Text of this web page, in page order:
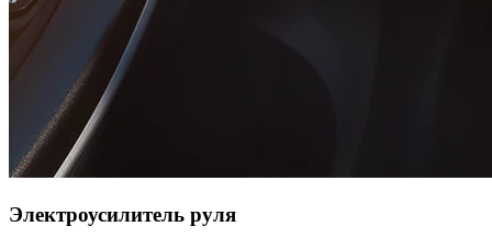
Электроусилитель руля